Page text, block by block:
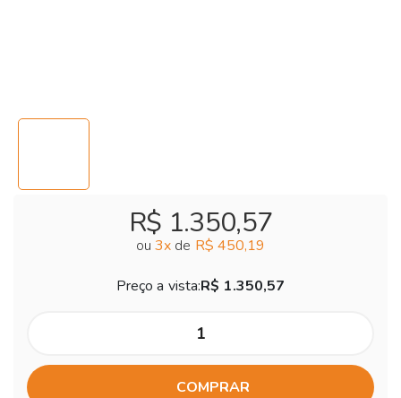
R$ 1.350,57
ou 3x de R$ 450,19
Preço a vista:R$ 1.350,57
COMPRAR